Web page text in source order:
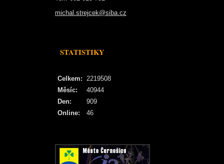
michal.strejcek@siba.cz
STATISTIKY
Online: 46
Celkem: 2219508
Měsíc:
40944
Den:
909